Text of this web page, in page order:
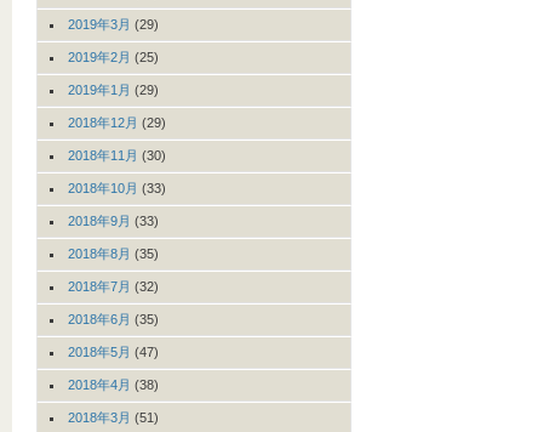
2019年3月 (29)
2019年2月 (25)
2019年1月 (29)
2018年12月 (29)
2018年11月 (30)
2018年10月 (33)
2018年9月 (33)
2018年8月 (35)
2018年7月 (32)
2018年6月 (35)
2018年5月 (47)
2018年4月 (38)
2018年3月 (51)